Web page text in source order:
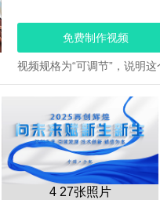
免费制作视频
视频规格为“可调节”，说明
4 27张照片